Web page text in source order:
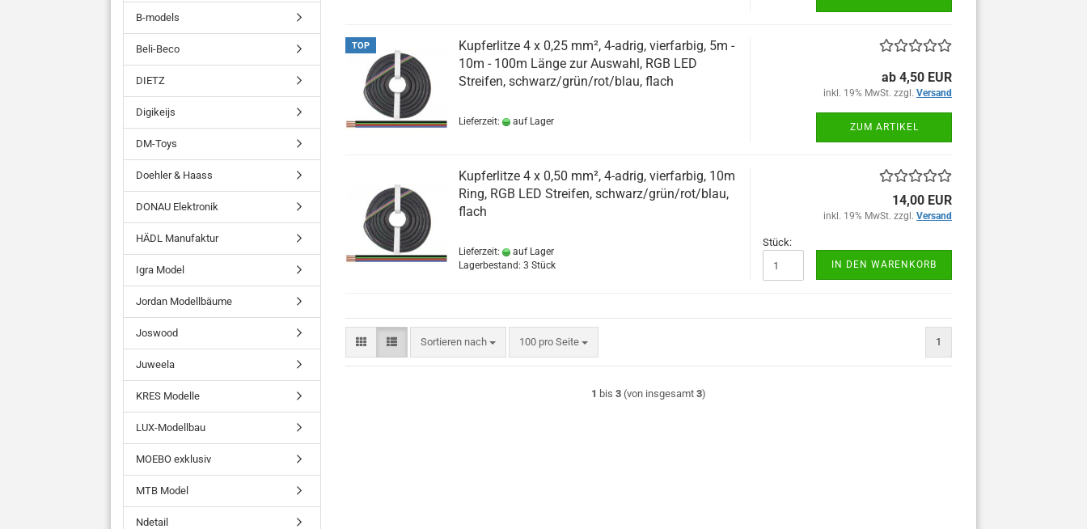
TOP
Kupferlitze 4 x 0,25 mm², 4-adrig, vierfarbig, 5m -
10m - 100m Länge zur Auswahl, RGB LED
Streifen, schwarz/grün/rot/blau, flach
Lieferzeit: auf Lager
ab 4,50 EUR
inkl. 19% MwSt. zzgl. Versand
ZUM ARTIKEL
Kupferlitze 4 x 0,50 mm², 4-adrig, vierfarbig, 10m
Ring, RGB LED Streifen, schwarz/grün/rot/blau,
flach
Lieferzeit:
auf Lager
Lagerbestand: 3 Stück
14,00 EUR
inkl. 19% MwSt. zzgl. Versand
Stück:
IN DEN WARENKORB
Sortieren nach
Sortieren nach 100 pro Seite
pro Seite 1
1 bis 3 (von insgesamt 3)
B-models
Beli-Beco
DIETZ
Digikeijs
DM-Toys
Doehler & Haass
DONAU Elektronik
HÄDL Manufaktur
Igra Model
Jordan Modellbäume
Joswood
Juweela
KRES Modelle
LUX-Modellbau
MOEBO exklusiv
MTB Model
Ndetail